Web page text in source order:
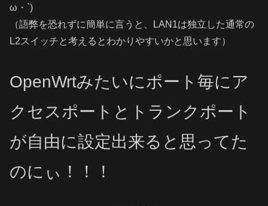
ω・`)
（語弊を恐れずに簡単に言うと、LAN1は独立した通常の
L2スイッチと考えるとわかりやすいかと思います）
OpenWrtみたいにポート 毎にア
クセスポートとトランクポート
が自由に設定出来ると思ってた
のにぃ！！！